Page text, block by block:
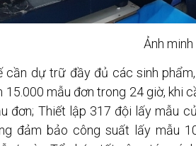
Ảnh minh
cần dự trữ đầy đủ các sinh
15.000 mẫu đơn trong 24 giờ, khi
đơn; Thiết lập 317 đội lấy mẫu
đảm bảo công suất lấy mẫu